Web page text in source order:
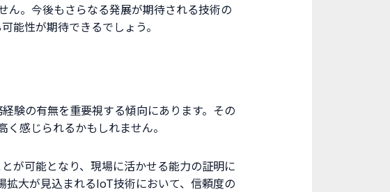
。今後もさらなる発展が期待される技術の
能性が期待できるでしょう。
験の有無を重要視する傾向にあります。その
感じられるかもしれません。
が可能となり、現場に活かせる能力の証明に
大が見込まれるIoT技術において、信頼度の